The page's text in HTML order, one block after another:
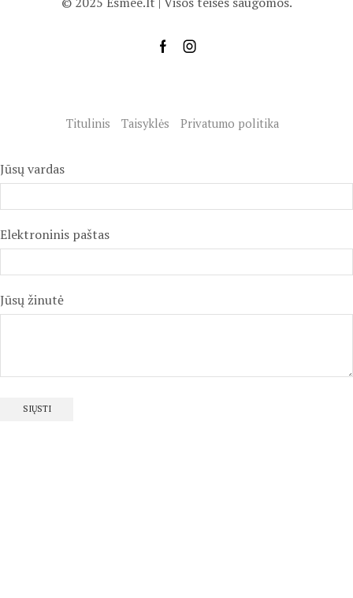
Titulinis Taisyklės Privatumo politika
Jūsų vardas
Elektroninis paštas
Jūsų žinutė